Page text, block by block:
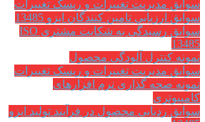
سوابق مدیریت تغییرات و ریسک تغییرات
سوابق ارزيابي تامين كنندگان ایزو 13485
سوابق رسیدگی به شکایت مشتری ISO
13485
نمونه کنترل آلودگی محصول
سوابق مدیریت تغییرات و ریسک تغییرات
نمونه صحه گذاری نرم افزارهای
کامپیوتری
سوابق ردیابی محصول در فرآیند تولید ایزو